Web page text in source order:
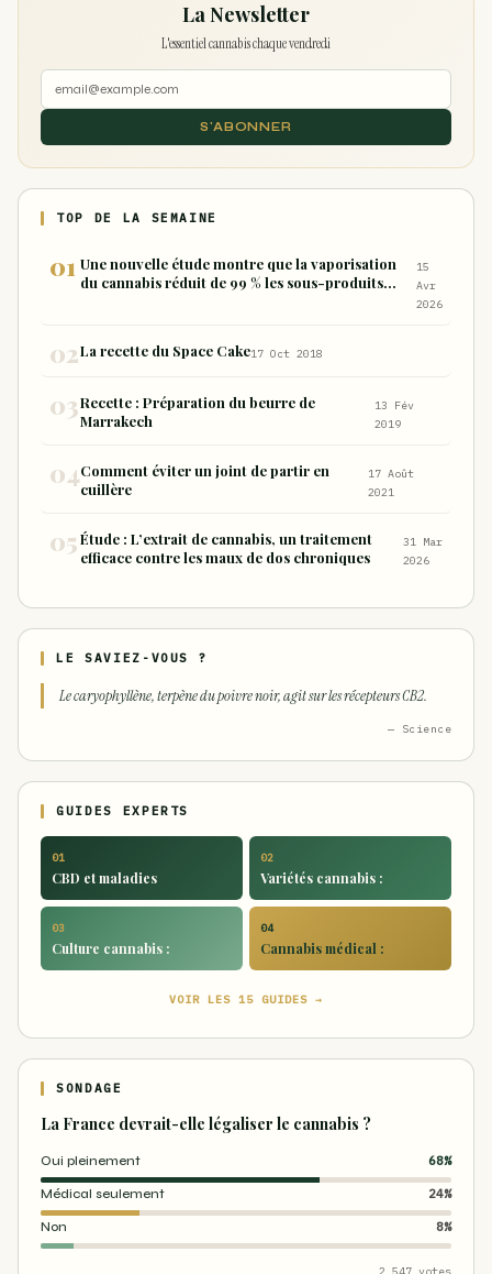
La Newsletter
L'essentiel cannabis chaque vendredi
S'ABONNER
TOP DE LA SEMAINE
Une nouvelle étude montre que la vaporisation
du cannabis réduit de 99 % les sous-produits
15
Avr
2026
La recette du Space Cake17 Oct 2018
Recette : Préparation du beurre de
Marrakech
13 Fév
2019
Comment éviter un joint de partir en
cuillère
17 Août
2021
Étude : L’extrait de cannabis, un traitement
efficace contre les maux de dos chroniques
31 Mar
2026
LE SAVIEZ-VOUS ?
Le caryophyllène, terpène du poivre noir, agit sur les récepteurs CB2.
— Science
GUIDES EXPERTS
01
CBD et maladies
02
Variétés cannabis :
03
Culture cannabis :
04
Cannabis médical :
VOIR LES 15 GUIDES →
SONDAGE
La France devrait-elle légaliser le cannabis ?
Oui pleinement 68%
Médical seulement 24%
Non 8%